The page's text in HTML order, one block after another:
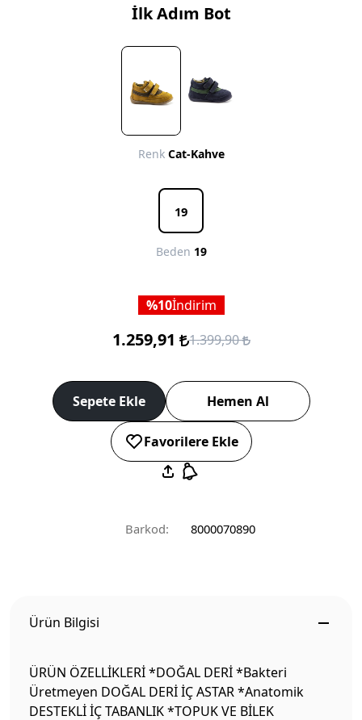
İlk Adım Bot
Renk Cat-Kahve
19
Beden 19
10İndirim
1.259,91 1.399,90
Sepete Ekle Hemen Al
Favorilere Ekle
Barkod: 8000070890
Ürün Bilgisi
ÜRÜN ÖZELLİKLERİ *DOĞAL DERİ *Bakteri
Üretmeyen DOĞAL DERİ İÇ ASTAR *Anatomik
DESTEKLİ İÇ TABANLIK *TOPUK VE BİLEK